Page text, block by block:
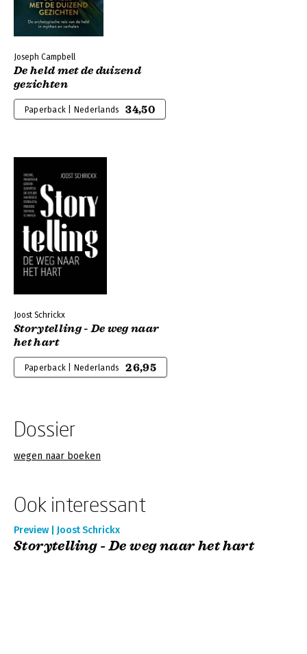
Joseph Campbell
De held met de duizend
gezichten
Paperback | Nederlands 34,50
Joost Schrickx
Storytelling - De weg naar
het hart
Paperback | Nederlands 26,95
Dossier
wegen naar boeken
Ook interessant
Preview | Joost Schrickx
Storytelling - De weg naar het hart